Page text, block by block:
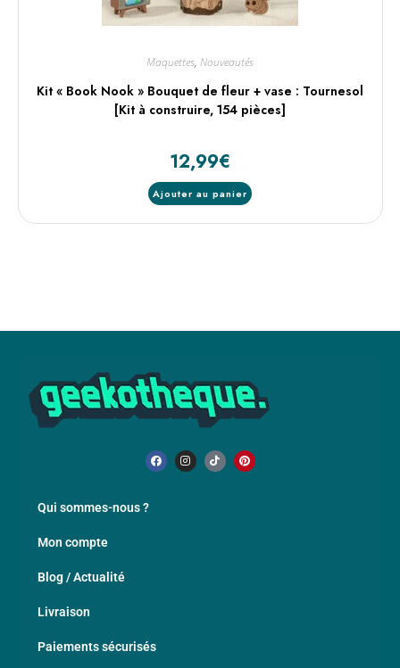
Maquettes, Nouveautés
Kit « Book Nook » Bouquet de fleur + vase : Tournesol
[Kit à construire, 154 pièces]
12,99€
Ajouter au panier
Qui sommes-nous ?
Mon compte
Blog / Actualité
Livraison
Paiements sécurisés